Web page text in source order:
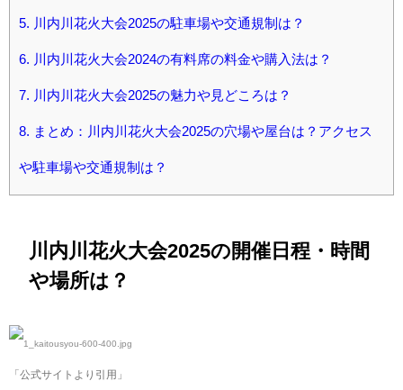
5. 川内川花火大会2025の駐車場や交通規制は？
6. 川内川花火大会2024の有料席の料金や購入法は？
7. 川内川花火大会2025の魅力や見どころは？
8. まとめ：川内川花火大会2025の穴場や屋台は？アクセス
や駐車場や交通規制は？
川内川花火大会2025の開催日程・時間
や場所は？
「公式サイトより引用」